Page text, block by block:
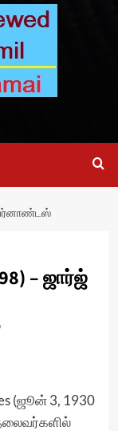
– ஜார்ஜ்
(ஜூன் 3, 1930